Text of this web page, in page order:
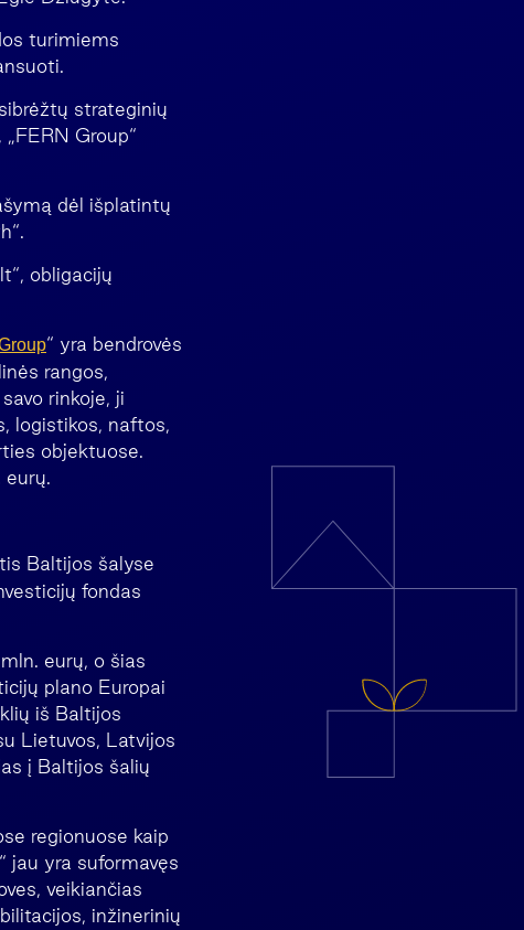
turimiems
strateginių
Group“
dėl išplatintų
obligacijų
“ yra bendrovės
rangos,
rinkoje, ji
logistikos, naftos,
objektuose.
Baltijos šalyse
fondas
eurų, o šias
plano Europai
iš Baltijos
Lietuvos, Latvijos
į Baltijos šalių
regionuose kaip
jau yra suformavęs
veikiančias
inžinerinių